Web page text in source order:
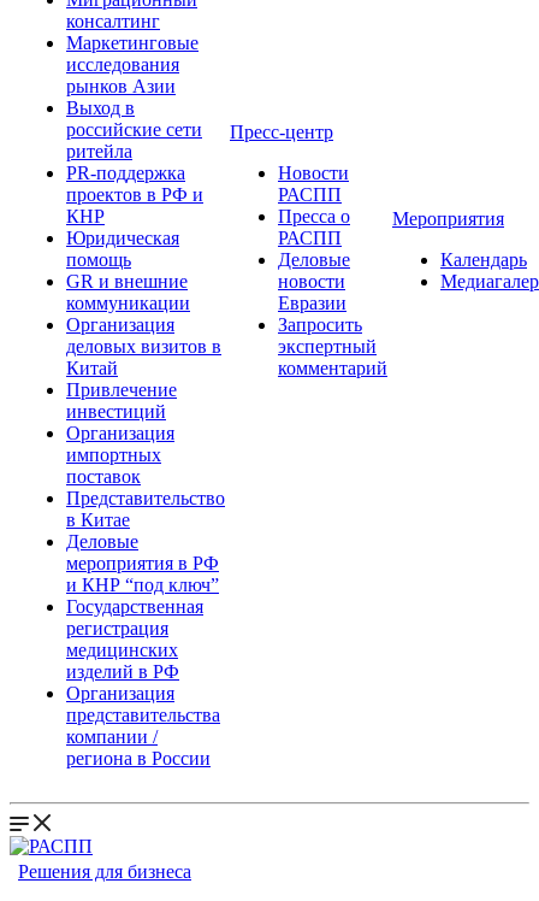
консалтинг
Маркетинговые
исследования
рынков Азии
Выход в
российские сети
ритейла
PR-поддержка
проектов в РФ и
КНР
Юридическая
помощь
GR и внешние
коммуникации
Организация
деловых визитов в
Китай
Привлечение
инвестиций
Организация
импортных
поставок
Представительство
в Китае
Деловые
мероприятия в РФ
и КНР “под ключ”
Государственная
регистрация
медицинских
изделий в РФ
Организация
представительства
компании /
региона в России
Пресс-центр
Новости
РАСПП
Пресса о
РАСПП
Деловые
новости
Евразии
Запросить
экспертный
комментарий
Мероприятия
Календарь
Решения для бизнеса